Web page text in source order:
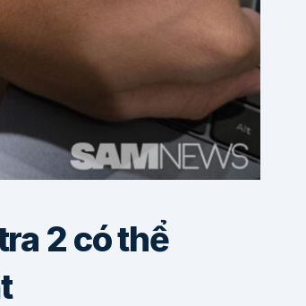
2 có thể